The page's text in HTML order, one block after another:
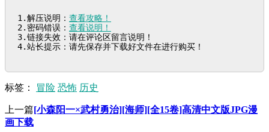
1.解压说明： 查看攻略！
2.密码错误： 查看说明！
3.链接失效：请在评论区留言说明！
4.站长提示：请先保存并下载好文件在进行购买！
标签： 冒险 恐怖 历史
上一篇[小森阳一×武村勇治][海师][全15卷]高清中文版JPG漫
画下载